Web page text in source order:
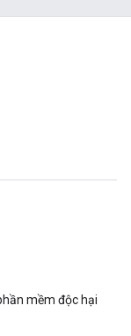
mềm độc hại